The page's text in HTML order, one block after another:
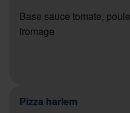
Base sauce tomate,
fromage
Pizza harlem